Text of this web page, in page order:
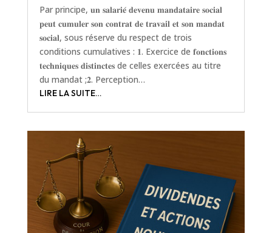
Par principe, 𝐮𝐧 𝐬𝐚𝐥𝐚𝐫𝐢𝐞́ 𝐝𝐞𝐯𝐞𝐧𝐮 𝐦𝐚𝐧𝐝𝐚𝐭𝐚𝐢𝐫𝐞 𝐬𝐨𝐜𝐢𝐚𝐥
𝐩𝐞𝐮𝐭 𝐜𝐮𝐦𝐮𝐥𝐞𝐫 𝐬𝐨𝐧 𝐜𝐨𝐧𝐭𝐫𝐚𝐭 𝐝𝐞 𝐭𝐫𝐚𝐯𝐚𝐢𝐥 𝐞𝐭 𝐬𝐨𝐧 𝐦𝐚𝐧𝐝𝐚𝐭
𝐬𝐨𝐜𝐢𝐚𝐥, sous réserve du respect de trois
conditions cumulatives : 𝟏. Exercice de 𝐟𝐨𝐧𝐜𝐭𝐢𝐨𝐧𝐬
𝐭𝐞𝐜𝐡𝐧𝐢𝐪𝐮𝐞𝐬 𝐝𝐢𝐬𝐭𝐢𝐧𝐜𝐭𝐞𝐬 de celles exercées au titre
du mandat ;𝟐. Perception…
LIRE LA SUITE…